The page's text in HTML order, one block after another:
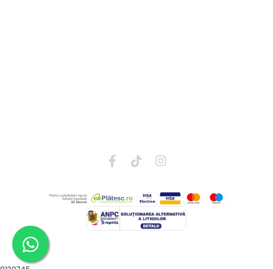
©Copyright ZULUFF DIAPERS 2026